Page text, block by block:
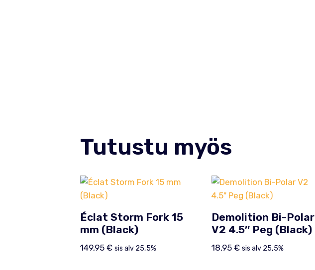
Tutustu myös
Éclat Storm Fork 15
mm (Black)
149,95 € sis alv 25,5%
Demolition Bi-Polar
V2 4.5″ Peg (Black)
18,95 € sis alv 25,5%